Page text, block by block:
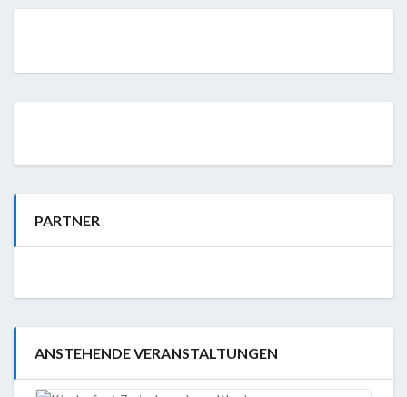
PARTNER
ANSTEHENDE VERANSTALTUNGEN